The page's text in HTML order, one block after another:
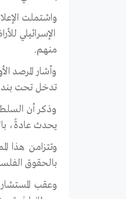
الإسرائيلي
منهم.
وأشار المرصد
تدخل تحت بند
وذكر أن
يحدث عادةً،
وتتزامن هذا
بالحقوق
وعقب